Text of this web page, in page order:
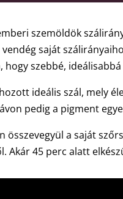
szemöldök
saját
szebbé, ideálisabbá
ideális szál, mely
pedig a pigment
összevegyül a saját
Akár 45 perc alatt